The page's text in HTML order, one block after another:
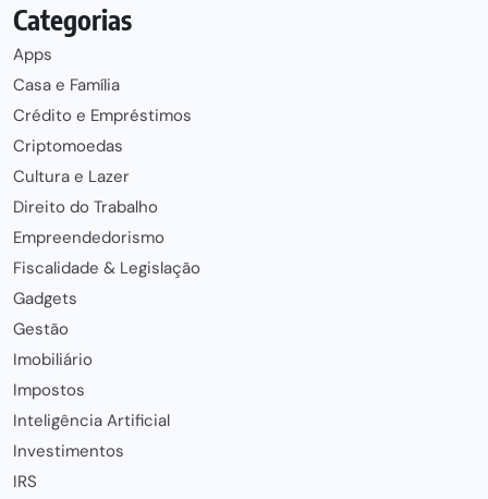
Categorias
Apps
Casa e Família
Crédito e Empréstimos
Criptomoedas
Cultura e Lazer
Direito do Trabalho
Empreendedorismo
Fiscalidade & Legislação
Gadgets
Gestão
Imobiliário
Impostos
Inteligência Artificial
Investimentos
IRS